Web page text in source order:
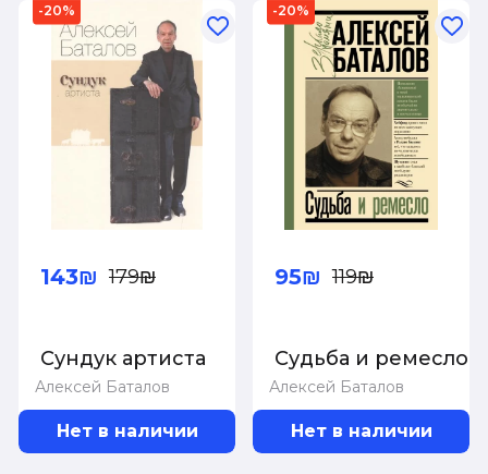
-20%
Алексей Баталов
Сундук артиста
143₪ 179₪
Нет в наличии
-20%
Алексей Баталов
Судьба и ремесло
95₪ 119₪
Нет в наличии